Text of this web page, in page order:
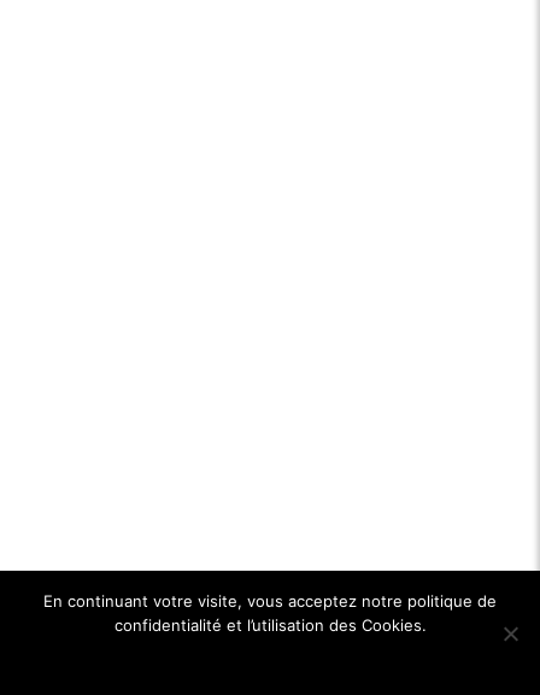
En continuant votre visite, vous acceptez notre politique de
confidentialité et l’utilisation des Cookies.